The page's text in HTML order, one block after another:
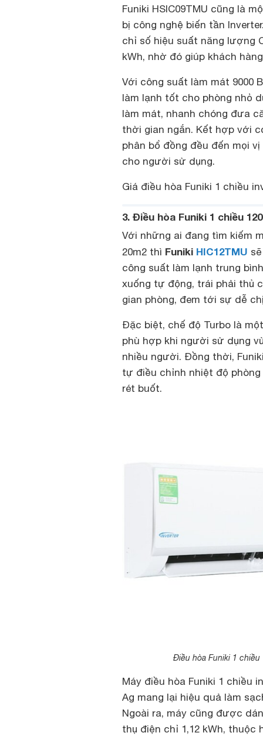
Funiki HSIC09TMU cũng là
bị công nghệ biến tần
chỉ số hiệu suất năng lượng
kWh, nhờ đó giúp khách
Với công suất làm mát 9000
làm lạnh tốt cho phòng nhỏ
làm mát, nhanh chóng đưa
thời gian ngắn. Kết hợp với
phân bổ đồng đều đến mọi
cho người sử dụng.
Giá điều hòa Funiki 1 chiều
3. Điều hòa Funiki 1 chiều
Với những ai đang tìm kiếm
20m2 thì Funiki HIC12TMU
công suất làm lạnh trung
xuống tự động, trái phải thủ
gian phòng, đem tới sự dễ
Đặc biệt, chế độ Turbo là
phù hợp khi người sử dụng
nhiều người. Đồng thời,
tự điều chỉnh nhiệt độ
rét buốt.
Điều hòa Funiki 1 chiều
Máy điều hòa Funiki 1 chiều
Ag mang lại hiệu quả làm
Ngoài ra, máy cũng được
thụ điện chỉ 1,12 kWh, thuộc